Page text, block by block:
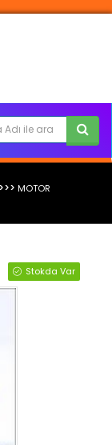
MOTOR
Stokda Var